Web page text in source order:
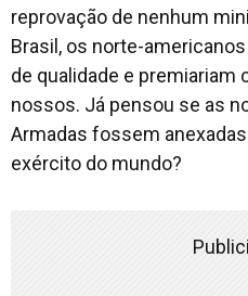
reprovação de nenhum
Brasil, os norte-
de qualidade e
nossos. Já pensou se as
Armadas fossem
exército do mundo?